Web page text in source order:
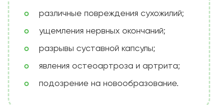
различные повреждения сухожилий;
ущемления нервных окончаний;
разрывы суставной капсулы;
явления остеоартроза и артрита;
подозрение на новообразование.